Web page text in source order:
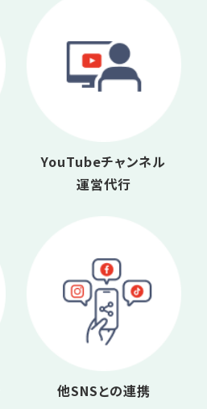
YouTubeチャンネル
運営代行
他SNSとの連携